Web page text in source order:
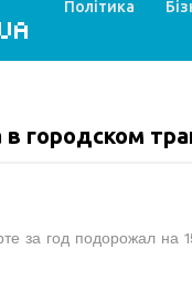
Політика
городском
за год подорожал на